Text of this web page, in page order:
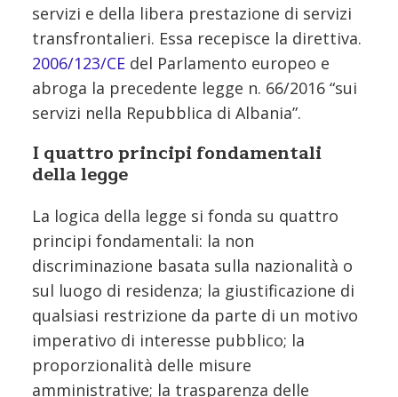
servizi e della libera prestazione di servizi
transfrontalieri. Essa recepisce la direttiva.
2006/123/CE del Parlamento europeo e
abroga la precedente legge n. 66/2016 “sui
servizi nella Repubblica di Albania”.
I quattro principi fondamentali
della legge
La logica della legge si fonda su quattro
principi fondamentali: la non
discriminazione basata sulla nazionalità o
sul luogo di residenza; la giustificazione di
qualsiasi restrizione da parte di un motivo
imperativo di interesse pubblico; la
proporzionalità delle misure
amministrative; la trasparenza delle